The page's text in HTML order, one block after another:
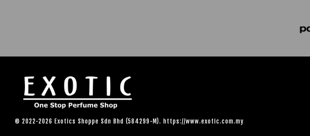
© 2022-2026 Exotics Shoppe Sdn Bhd (584299-M). https://www.exotic.com.my